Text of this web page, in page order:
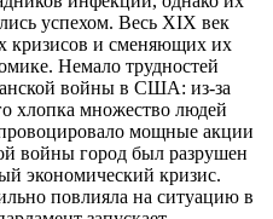
успехом. Весь XIX век
кризисов и сменяющих их
Немало трудностей
войны в США: из-за
хлопка множество людей
мощные акции
войны город был разрушен
экономический кризис.
повлияла на ситуацию в